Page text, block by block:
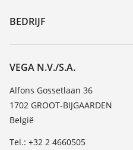
DTM Collection/PACTware
Seminars
Bestendigheidslijst
TeamViewer
BEDRIJF
Vacature
Over VEGA
Contact
Nieuws
Persberichten
VEGA N.V./S.A.
Alfons Gossetlaan 36
1702 GROOT-BIJGAARDEN
België
Tel.: +32 2 4660505